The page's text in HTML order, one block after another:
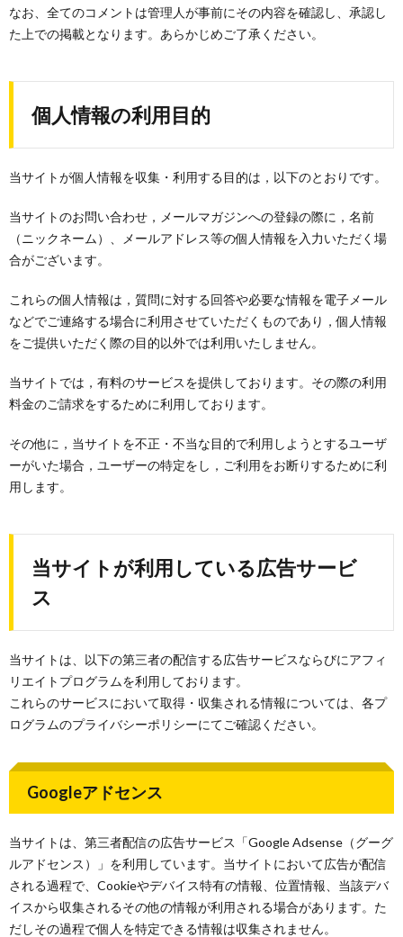
なお、全てのコメントは管理人が事前にその内容を確認し、承認し
た上での掲載となります。あらかじめご了承ください。
個人情報の利用目的
当サイトが個人情報を収集・利用する目的は，以下のとおりです。
当サイトのお問い合わせ，メールマガジンへの登録の際に，名前
（ニックネーム）、メールアドレス等の個人情報を入力いただく場
合がございます。
これらの個人情報は，質問に対する回答や必要な情報を電子メール
などでご連絡する場合に利用させていただくものであり，個人情報
をご提供いただく際の目的以外では利用いたしません。
当サイトでは，有料のサービスを提供しております。その際の利用
料金のご請求をするために利用しております。
その他に，当サイトを不正・不当な目的で利用しようとするユーザ
ーがいた場合，ユーザーの特定をし，ご利用をお断りするために利
用します。
当サイトが利用している広告サービ
ス
当サイトは、以下の第三者の配信する広告サービスならびにアフィ
リエイトプログラムを利用しております。
これらのサービスにおいて取得・収集される情報については、各プ
ログラムのプライバシーポリシーにてご確認ください。
Googleアドセンス
当サイトは、第三者配信の広告サービス「Google Adsense（グーグ
ルアドセンス）」を利用しています。当サイトにおいて広告が配信
される過程で、Cookieやデバイス特有の情報、位置情報、当該デバ
イスから収集されるその他の情報が利用される場合があります。た
だしその過程で個人を特定できる情報は収集されません。